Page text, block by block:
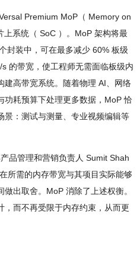
Premium MoP（ Memory on
上系统（ SoC ）。MoP 架构将最
封装中，可在最多减少 60% 板级
的带宽，使工程师无需面临板级内
建高带宽系统。随着物理 AI、网络
功耗预算下处理更多数据，MoP 恰
景：测试与测量、专业视频编辑等
品管理和营销负责人 Sumit Shah
所需的内存带宽与其项目实际能够
出取舍。MoP 消除了上述权衡。
，而不再受限于内存约束，从而更